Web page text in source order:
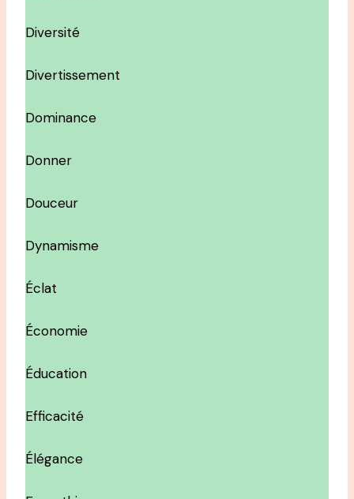
Diversité
Divertissement
Dominance
Donner
Douceur
Dynamisme
Éclat
Économie
Éducation
Efficacité
Élégance